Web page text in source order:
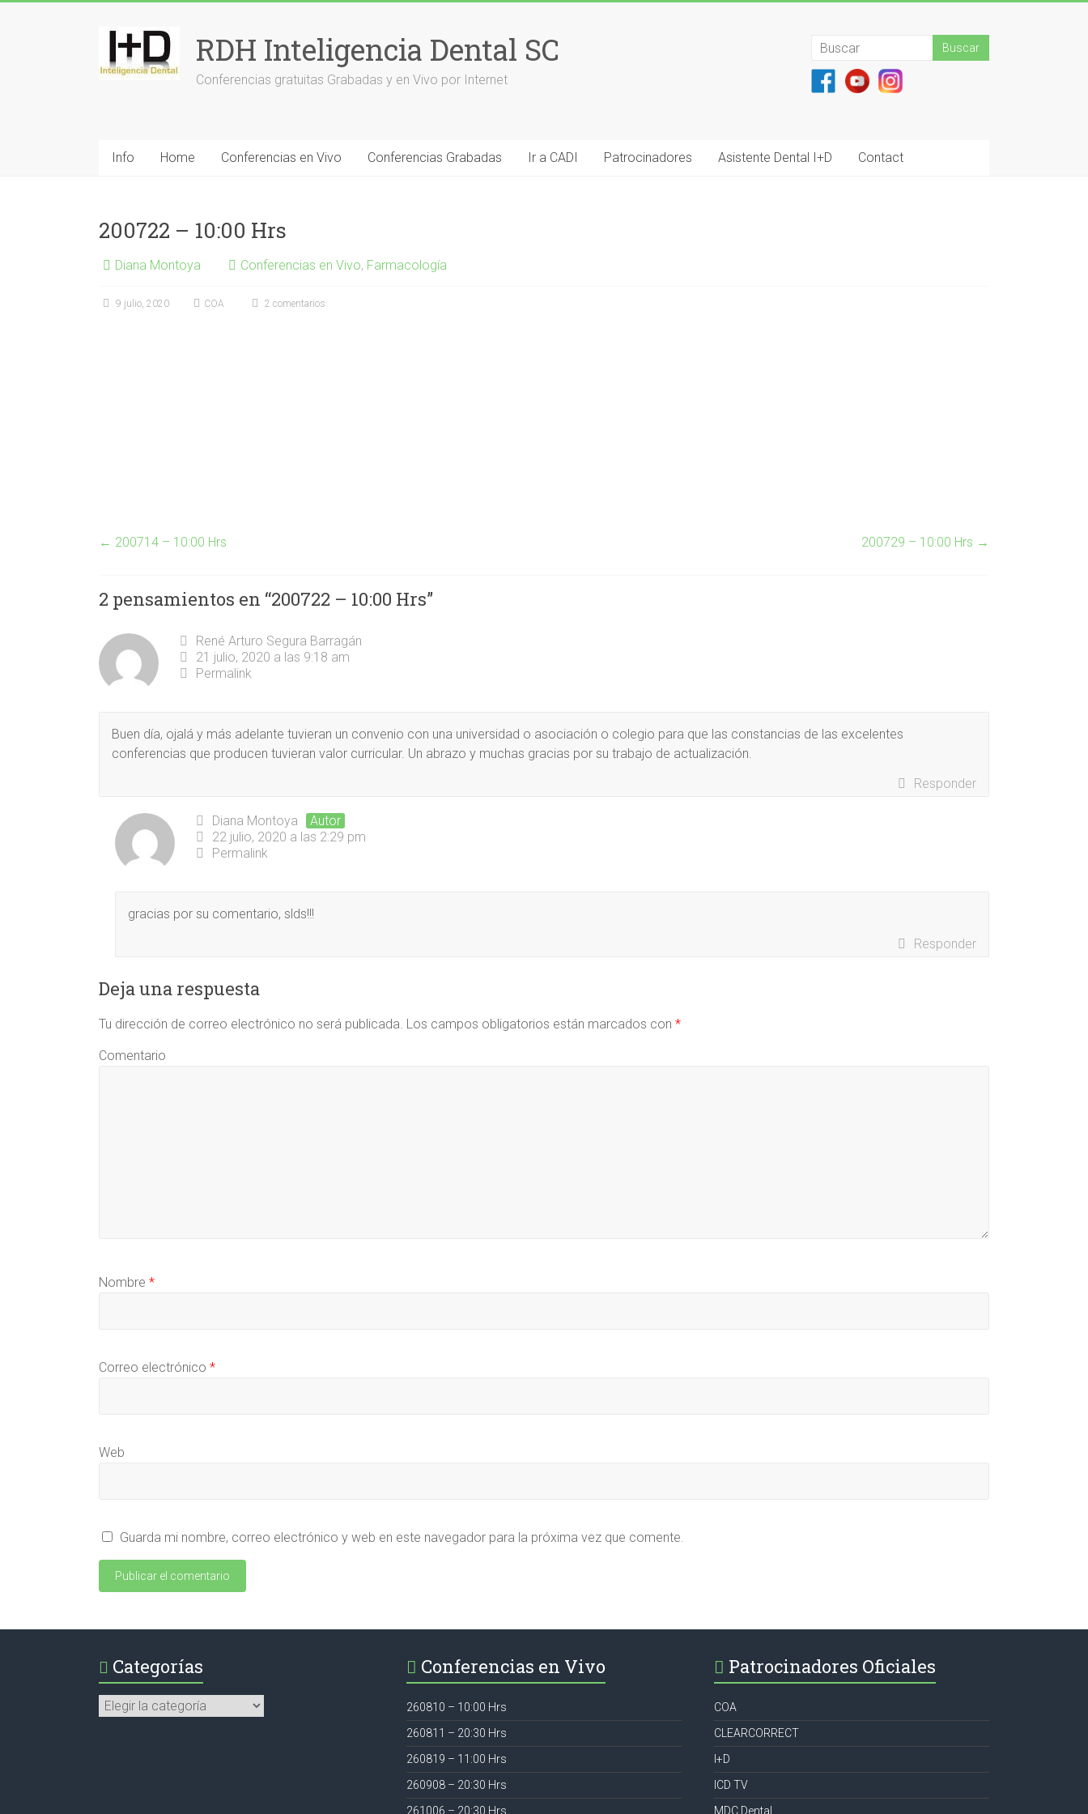
RDH Inteligencia Dental SC
Conferencias gratuitas Grabadas y en Vivo por Internet
Info Home Conferencias en Vivo Conferencias Grabadas Ir a CADI Patrocinadores Asistente Dental I+D Contact
200722 – 10:00 Hrs
Diana Montoya Conferencias en Vivo, Farmacología
9 julio, 2020 COA 2 comentarios
← 200714 – 10:00 Hrs 200729 – 10:00 Hrs →
2 pensamientos en “200722 – 10:00 Hrs”
René Arturo Segura Barragán
21 julio, 2020 a las 9:18 am
Permalink
Buen día, ojalá y más adelante tuvieran un convenio con una universidad o asociación o colegio para que las constancias de las excelentes
conferencias que producen tuvieran valor curricular. Un abrazo y muchas gracias por su trabajo de actualización.
Responder
Diana Montoya
Autor
22 julio, 2020 a las 2:29 pm
Permalink
gracias por su comentario, slds!!!
Responder
Deja una respuesta
Tu dirección de correo electrónico no será publicada. Los campos obligatorios están marcados con *
Comentario
Nombre *
Correo electrónico *
Web
Guarda mi nombre, correo electrónico y web en este navegador para la próxima vez que comente.
Categorías
Categorías
Conferencias en Vivo
260810 – 10:00 Hrs
260811 – 20:30 Hrs
260819 – 11:00 Hrs
260908 – 20:30 Hrs
261006 – 20:30 Hrs
Patrocinadores Oficiales
COA
CLEARCORRECT
I+D
ICD TV
MDC Dental